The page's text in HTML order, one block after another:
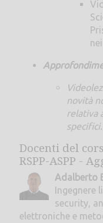
novità
relativa
specifici.
Docenti del
RSPP-ASPP -
Adalberto
Ingegnere
security,
elettroniche e